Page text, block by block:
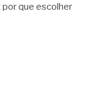
por que escolher